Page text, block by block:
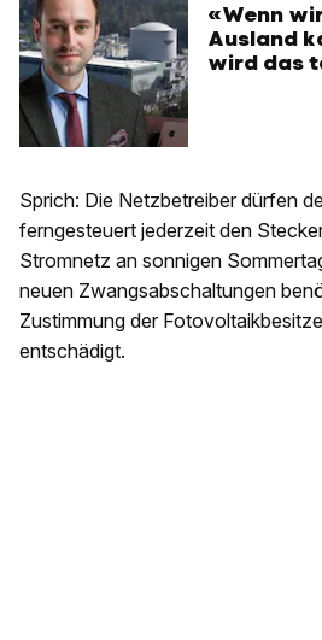
«Wenn
Ausland
wird das
Sprich: Die Netzbetreiber dürfen
ferngesteuert jederzeit den
Stromnetz an sonnigen
neuen Zwangsabschaltungen
Zustimmung der
entschädigt.